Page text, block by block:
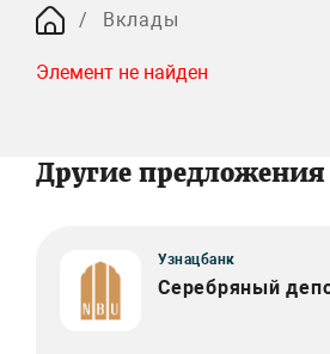
Вклады
Элемент не найден
Другие
Узнацбанк
Серебряный